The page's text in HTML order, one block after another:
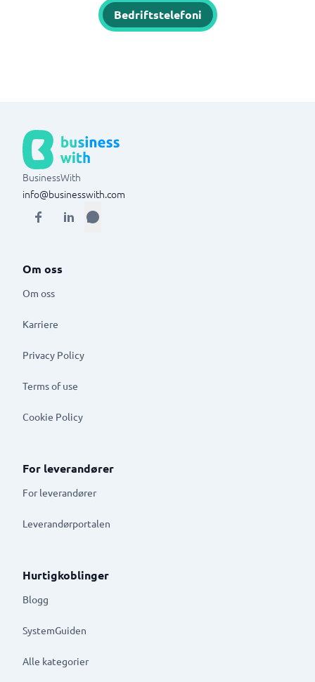
Bedriftstelefoni
BusinessWith
info@businesswith.com
Om oss
Om oss
Karriere
Privacy Policy
Terms of use
Cookie Policy
For leverandører
For leverandører
Leverandørportalen
Hurtigkoblinger
Blogg
SystemGuiden
Alle kategorier